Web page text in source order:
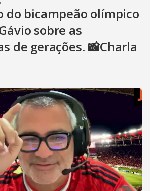
do bicampeão olímpico
sobre as
de gerações. 📸Charla